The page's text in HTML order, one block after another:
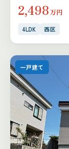
2,498万円
4LDK 西区
一戸建て